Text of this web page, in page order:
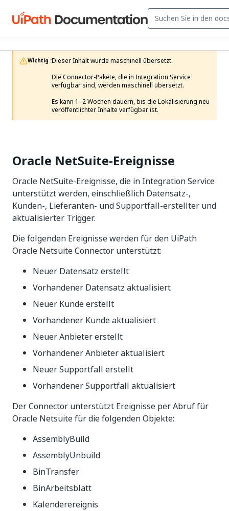
Wichtig :Dieser Inhalt wurde maschinell übersetzt.
Die Connector-Pakete, die in Integration Service
verfügbar sind, werden maschinell übersetzt.
Es kann 1–2 Wochen dauern, bis die Lokalisierung neu
veröffentlichter Inhalte verfügbar ist.
Oracle NetSuite-Ereignisse
Oracle NetSuite-Ereignisse, die in Integration Service
unterstützt werden, einschließlich Datensatz-,
Kunden-, Lieferanten- und Supportfall-erstellter und
aktualisierter Trigger.
Die folgenden Ereignisse werden für den UiPath
Oracle Netsuite Connector unterstützt:
Neuer Datensatz erstellt
Vorhandener Datensatz aktualisiert
Neuer Kunde erstellt
Vorhandener Kunde aktualisiert
Neuer Anbieter erstellt
Vorhandener Anbieter aktualisiert
Neuer Supportfall erstellt
Vorhandener Supportfall aktualisiert
Der Connector unterstützt Ereignisse per Abruf für
Oracle Netsuite für die folgenden Objekte:
AssemblyBuild
AssemblyUnbuild
BinTransfer
BinArbeitsblatt
Kalenderereignis